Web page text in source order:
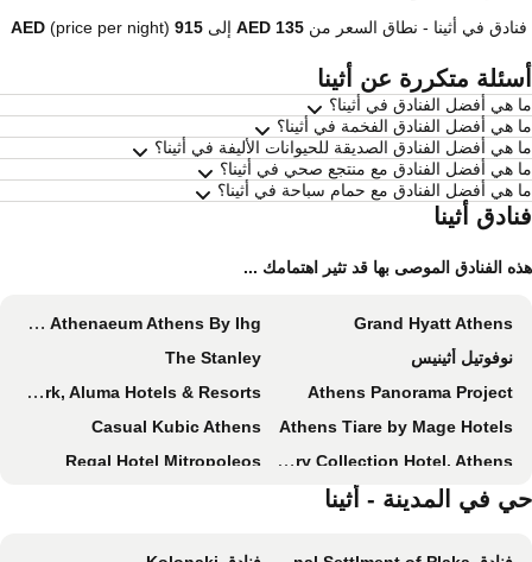
في أثينا - نطاق السعرمن إلى (price per night)
متكررة عن أثينا
هي أفضل الفنادق في أثينا؟
هي أفضل الفنادق الفخمة في أثينا؟
هي أفضل الفنادق الصديقة للحيوانات الأليفة في أثينا؟
هي أفضل الفنادق مع منتجع صحي في أثينا؟
هي أفضل الفنادق مع حمام سباحة في أثينا؟
أثينا
الفنادق الموصى بها قد تثير اهتمامك ...
Grand Hyatt Athens
Intercontinental Hotels Athenaeum Athens By Ihg
نوفوتيل أثينيس
The Stanley
Athens Panorama Project
Skylark, Aluma Hotels & Resorts
Athens Tiare by Mage Hotels
Casual Kubic Athens
Hotel Grande Bretagne, a Luxury Collection Hotel, Athens
Regal Hotel Mitropoleos
ويندام جراند أثينز
في المدينة - أثينا